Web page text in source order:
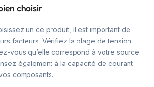
choisir
un ce produit, il est important de
facteurs. Vérifiez la plage de tension
vous qu’elle correspond à votre source
également à la capacité de courant
composants.